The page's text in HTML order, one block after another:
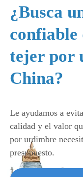
¿Busca
confiable
tejer por
China?
Le ayudamos a
calidad y el valor
por urdimbre
presupuesto.